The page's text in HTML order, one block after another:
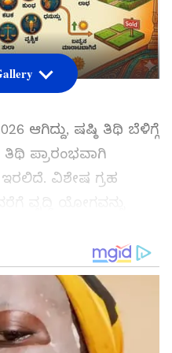
ಆಗಿದ್ದು, ಷಷ್ಠಿ ತಿಥಿ ಬೆಳಿಗ್ಗೆ
ತಿಥಿ ಪ್ರಾರಂಭವಾಗಿ
ವಿಶೇಷ ಗ್ರಹ
ರಾಶಿಗಳ ಭವಿಷ್ಯದ
suvarna news ಅನ್ನು